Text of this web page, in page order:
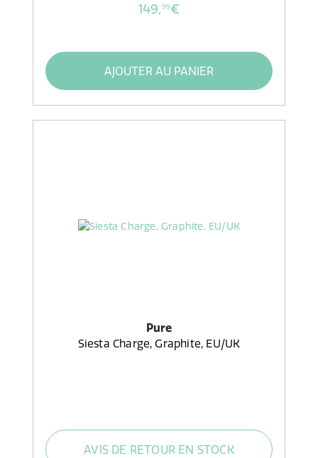
149,99€
AJOUTER AU PANIER
Pure
Siesta Charge, Graphite, EU/UK
AVIS DE RETOUR EN STOCK